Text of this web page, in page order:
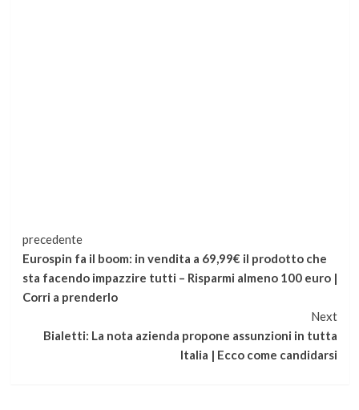
Continua
a
leggere
precedente
Eurospin fa il boom: in vendita a 69,99€ il prodotto che
sta facendo impazzire tutti – Risparmi almeno 100 euro |
Corri a prenderlo
Next
Bialetti: La nota azienda propone assunzioni in tutta
Italia | Ecco come candidarsi